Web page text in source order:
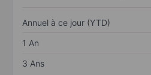
Annuel à ce jour (YTD)
1 An
3 Ans